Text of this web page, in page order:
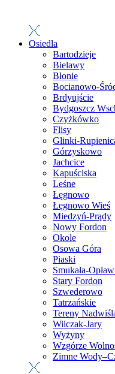
Osiedla
Bartodzieje
Bielawy
Błonie
Bocianowo-
Brdyujście
Bydgoszcz
Czyżkówko
Flisy
Glinki-
Górzyskowo
Jachcice
Kapuściska
Leśne
Łęgnowo
Łęgnowo Wieś
Miedzyń-Prądy
Nowy Fordon
Okole
Osowa Góra
Piaski
Smukała-
Stary Fordon
Szwederowo
Tatrzańskie
Tereny
Wilczak-Jary
Wyżyny
Wzgórze
Zimne